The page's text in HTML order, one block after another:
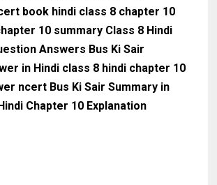
book hindi class 8 chapter 10
10 summary Class 8 Hindi
Answers Bus Ki Sair
in Hindi class 8 hindi chapter 10
ncert Bus Ki Sair Summary in
Chapter 10 Explanation